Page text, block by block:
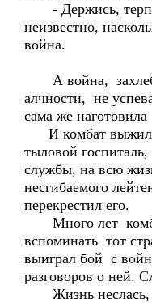
- Держись,
неизвестно,
война.
А война,
алчности, не
сама же
И комбат выжил.
тыловой
службы, на всю
несгибаемого
перекрестил его.
Много лет
вспоминать тот
выиграл бой с
разговоров о ней.
Жизнь неслась,